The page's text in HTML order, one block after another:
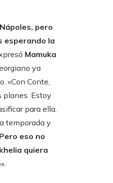
pero
esperando la
Mamuka
ya
«Con Conte,
planes. Estoy
para ella.
temporada y
Pero eso no
quiera